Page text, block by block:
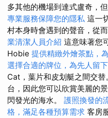
多其他的機場到達式盧奇，
專業服務保障您的隱私 這一
村本身時會遇到的聲音，從
業清潔人員介紹 這意味著您
Hobie 提供精緻外燴茶點，
選擇合適的牌位，為先人留
Cat，葉片和皮划艇之間交
台，因此您可以欣賞美麗的
閃發光的海水。 護照換發的
格，滿足各種預算需求 客房